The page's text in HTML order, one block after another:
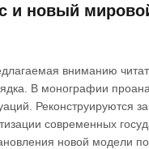
и новый
вниманию
В монографии
Реконструируются
современных
новой модели